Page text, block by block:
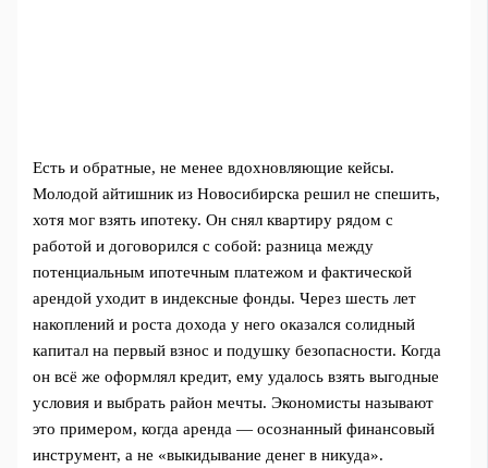
Есть и обратные, не менее вдохновляющие кейсы.
Молодой айтишник из Новосибирска решил не спешить,
хотя мог взять ипотеку. Он снял квартиру рядом с
работой и договорился с собой: разница между
потенциальным ипотечным платежом и фактической
арендой уходит в индексные фонды. Через шесть лет
накоплений и роста дохода у него оказался солидный
капитал на первый взнос и подушку безопасности. Когда
он всё же оформлял кредит, ему удалось взять выгодные
условия и выбрать район мечты. Экономисты называют
это примером, когда аренда — осознанный финансовый
инструмент, а не «выкидывание денег в никуда».